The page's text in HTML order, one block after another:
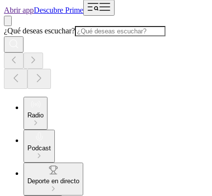
Abrir appDescubre Prime
¿Qué deseas escuchar?
Radio
Podcast
Deporte en directo